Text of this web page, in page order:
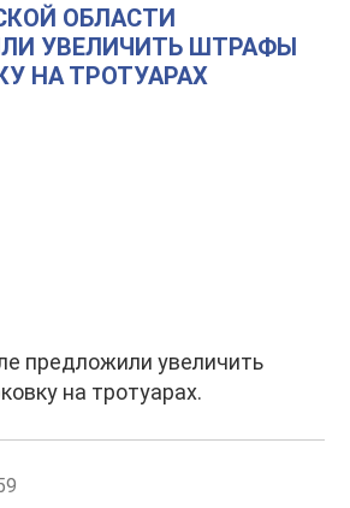
ОБЛАСТИ
УВЕЛИЧИТЬ ШТРАФЫ
НА ТРОТУАРАХ
предложили увеличить
на тротуарах.